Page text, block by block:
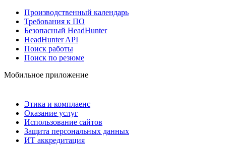
Производственный календарь
Требования к ПО
Безопасный HeadHunter
HeadHunter API
Поиск работы
Поиск по резюме
Мобильное приложение
Этика и комплаенс
Оказание услуг
Использование сайтов
Защита персональных данных
ИТ аккредитация